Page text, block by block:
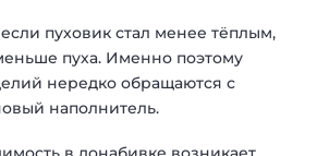
пуховик стал менее тёплым,
пуха. Именно поэтому
нередко обращаются с
наполнитель.